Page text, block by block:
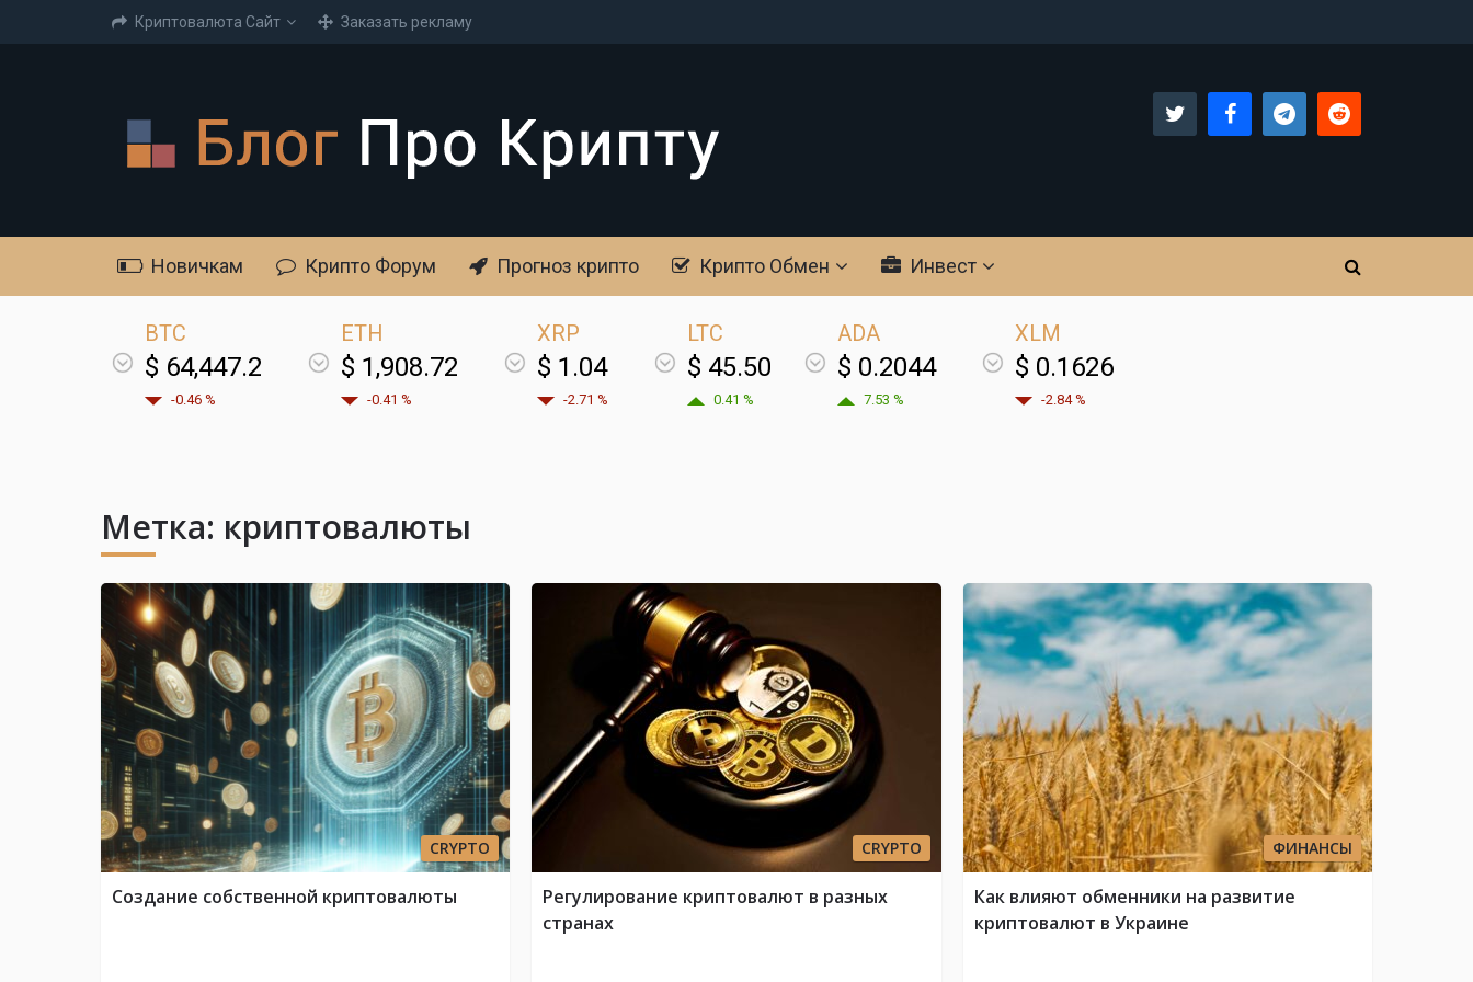
Криптовалюта Cайт Заказать рекламу
Новичкам Крипто Форум Прогноз крипто Крипто Обмен Инвест
BTC
$ 64,447.2
-0.46 %
ETH
$ 1,908.72
-0.41 %
XRP
$ 1.04
-2.71 %
LTC
$ 45.50
0.41 %
ADA
$ 0.2044
7.53 %
XLM
$ 0.1626
-2.84 %
Метка: криптовалюты
CRYPTO
Создание собственной криптовалюты
CRYPTO
Регулирование криптовалют в разных
странах
ФИНАНСЫ
Как влияют обменники на развитие
криптовалют в Украине